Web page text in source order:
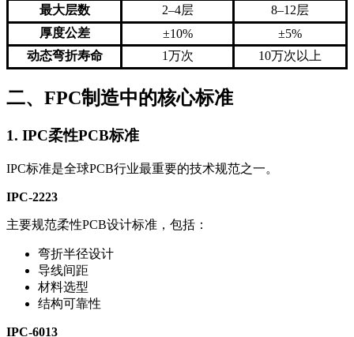
最大层数
2–4层
8–12层
厚度公差
±10%
±5%
动态弯折寿命
1万次 10万次以上
二、FPC制造中的核心标准
1. IPC柔性PCB标准
IPC标准是全球PCB行业最重要的技术规范之一。
IPC-2223
主要规范柔性PCB设计标准，包括：
弯折半径设计
导线间距
材料选型
结构可靠性
IPC-6013